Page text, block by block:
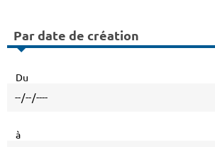
Par date de création
Du
à